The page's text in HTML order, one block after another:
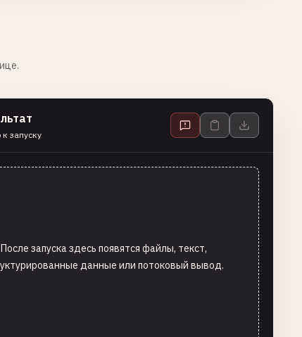
к запуску
После запуска здесь появятся файлы, текст,
данные или потоковый вывод.